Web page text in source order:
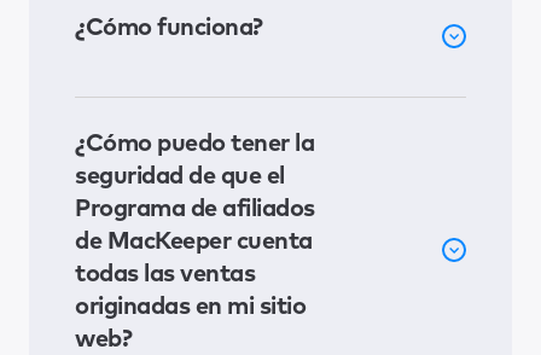
¿Cómo funciona?
¿Cómo puedo tener la
seguridad de que el
Programa de afiliados
de MacKeeper cuenta
todas las ventas
originadas en mi sitio
web?